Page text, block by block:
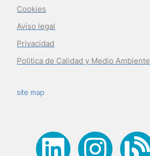
Cookies
Aviso legal
Privacidad
Politica de Calidad y Medio Ambiente
site map